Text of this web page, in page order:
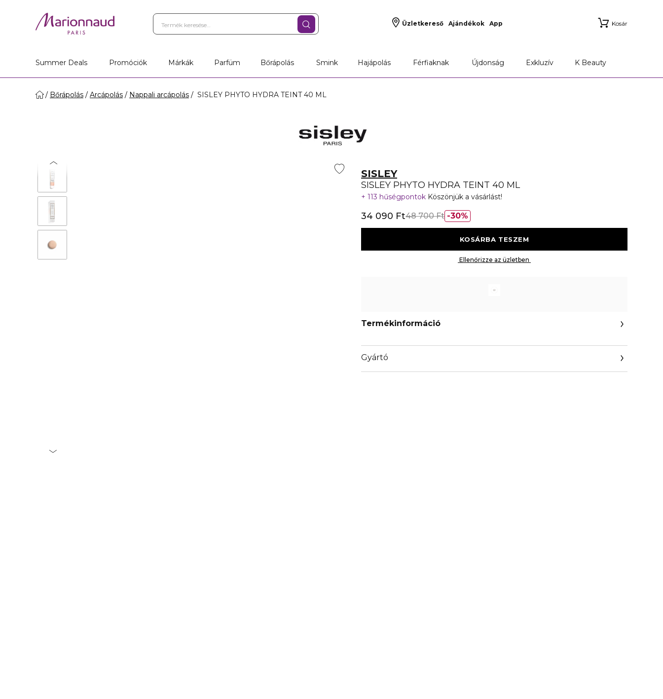
Üzletkereső Ajándékok App Kosár
Summer Deals Promóciók Márkák Parfüm Bőrápolás Smink Hajápolás Férfiaknak Újdonság Exkluzív K Beauty
Bőrápolás Arcápolás Nappali arcápolás SISLEY PHYTO HYDRA TEINT 40 ML
SISLEY
SISLEY PHYTO HYDRA TEINT 40 ML
113 hűségpontok Köszönjük a vásárlást!
30%
34 090 Ft48 700 Ft
Termékinformáció
Gyártó